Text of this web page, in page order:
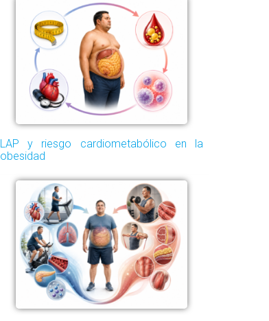
LAP y riesgo cardiometabólico en la
obesidad